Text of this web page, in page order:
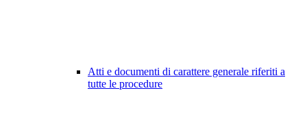
Atti e documenti di carattere generale riferiti a
tutte le procedure